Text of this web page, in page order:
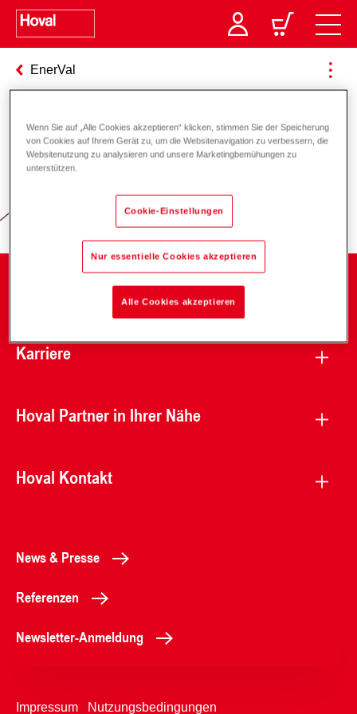
EnerVal
Verantwortung für Energie und
Karriere
Hoval Partner in Ihrer Nähe
Hoval Kontakt
News & Presse
Referenzen
Newsletter-Anmeldung
Impressum Nutzungsbedingungen
Wenn Sie auf „Alle Cookies akzeptieren“ klicken, stimmen Sie der Speicherung
von Cookies auf Ihrem Gerät zu, um die Websitenavigation zu verbessern, die
Websitenutzung zu analysieren und unsere Marketingbemühungen zu
unterstützen.
Cookie-Einstellungen
Nur essentielle Cookies akzeptieren
Alle Cookies akzeptieren